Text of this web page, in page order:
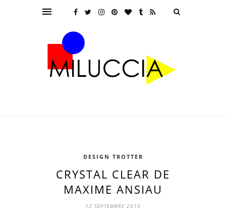
DESIGN TROTTER
CRYSTAL CLEAR DE
MAXIME ANSIAU
12 SEPTEMBRE 2015